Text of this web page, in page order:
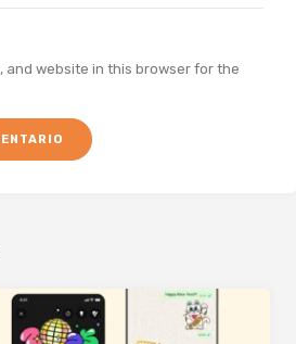
and website in this browser for the